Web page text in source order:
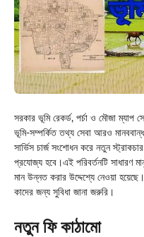
সরকার ভূমি রেকর্ড, পর্চা ও মৌজা ম্যাপ
ভূমি-সম্পর্কিত তথ্য সেবা আরও
সার্ভিস চার্জ সংশোধন করে নতুন
প্রযোজ্য হবে।এই পরিবর্তনটি সাধারণ
মান উন্নত করার উদ্দেশ্যে নেওয়া
কাদের জন্য সুবিধা জানা জরুরি।
নতুন ফি কাঠামো